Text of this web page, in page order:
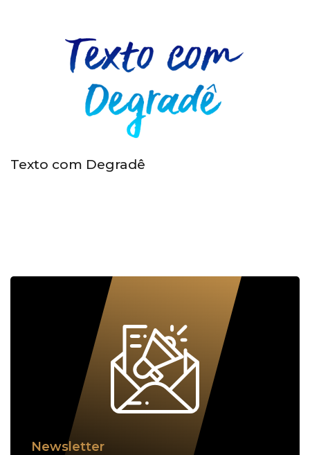
Texto com Degradê
Newsletter